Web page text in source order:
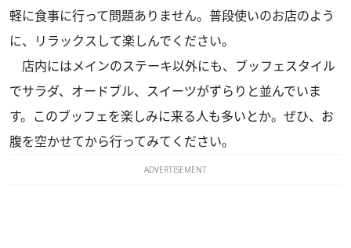
軽に食事に行って問題ありません。普段使いのお店のよう
に、リラックスして楽しんでください。
店内にはメインのステーキ以外にも、ブッフェスタイル
でサラダ、オードブル、スイーツがずらりと並んでいま
す。このブッフェを楽しみに来る人も多いとか。ぜひ、お
腹を空かせてから行ってみてください。
ADVERTISEMENT